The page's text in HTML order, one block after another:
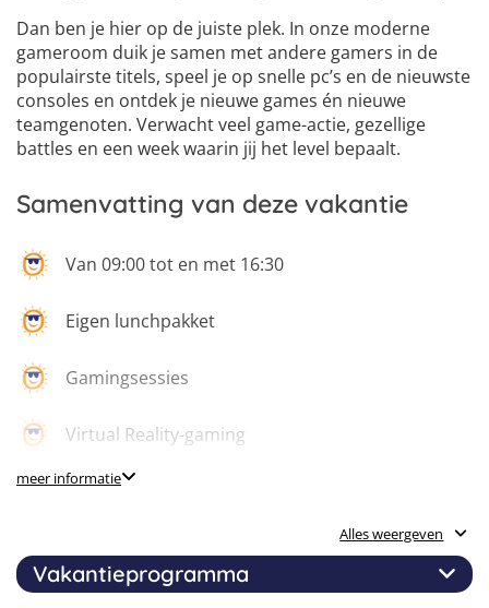
Dan ben je hier op de juiste plek. In onze moderne
gameroom duik je samen met andere gamers in de
populairste titels, speel je op snelle pc’s en de nieuwste
consoles en ontdek je nieuwe games én nieuwe
teamgenoten. Verwacht veel game-actie, gezellige
battles en een week waarin jij het level bepaalt.
Samenvatting van deze vakantie
Van 09:00 tot en met 16:30
Eigen lunchpakket
Gamingsessies
Virtual Reality-gaming
Racing simulators
meer informatie
Alles weergeven
Vakantieprogramma